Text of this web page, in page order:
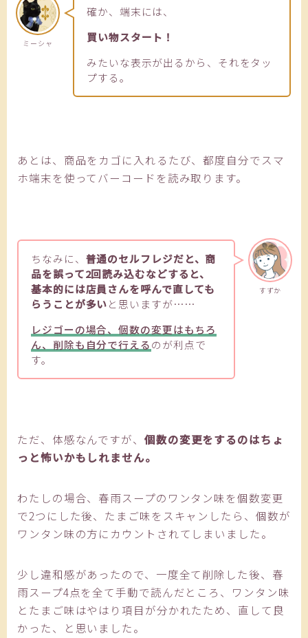
ミーシャ
確か、端末には、
買い物スタート！
みたいな表示が出るから、それをタッ
プする。
あとは、商品をカゴに入れるたび、都度自分でスマ
ホ端末を使ってバーコードを読み取ります。
すずか
ちなみに、 普通のセルフレジだと、商
品を誤って2回読み込むなどすると、
基本的には店員さんを呼んで直しても
らうことが多いと思いますが……
レジゴーの場合、個数の変更はもちろ
ん、削除も自分で行えるのが利点で
す。
ただ、体感なんですが、 個数の変更をするのはちょ
っと怖いかもしれません。
わたしの場合、春雨スープのワンタン味を個数変更
で2つにした後、たまご味をスキャンしたら、個数が
ワンタン味の方にカウントされてしまいました。
少し違和感があったので、一度全て削除した後、春
雨スープ4点を全て手動で読んだところ、ワンタン味
とたまご味はやはり項目が分かれたため、直して良
かった、と思いました。